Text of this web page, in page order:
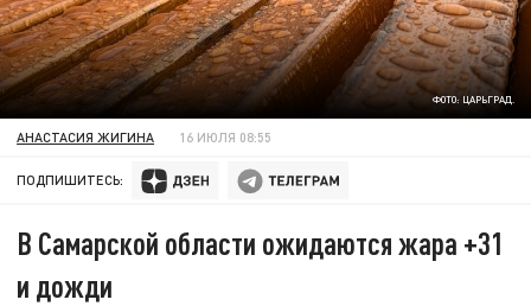
ФОТО: ЦАРЬГРАД.
АНАСТАСИЯ ЖИГИНА 16 ИЮЛЯ 08:55
ПОДПИШИТЕСЬ:
В Самарской области ожидаются жара +31
и дожди